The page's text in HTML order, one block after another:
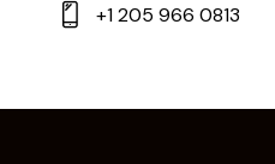
+1 205 966 0813